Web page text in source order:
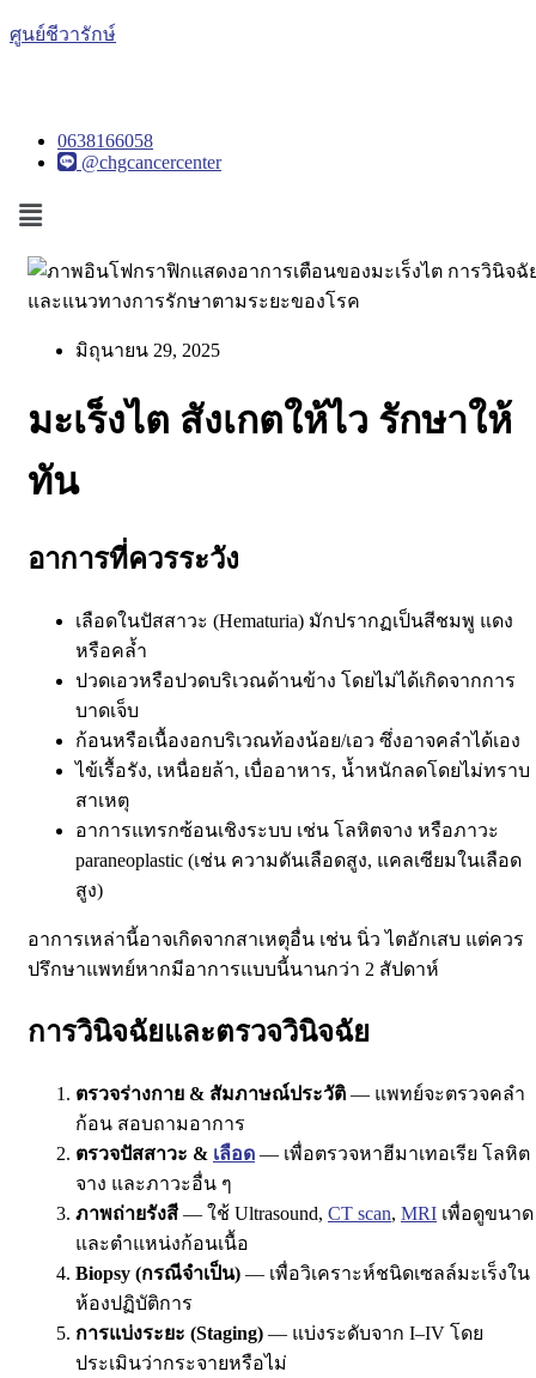
ศูนย์ชีวารักษ์
0638166058
@chgcancercenter
Menu
มิถุนายน 29, 2025
มะเร็งไต สังเกตให้ไว รักษาให้
ทัน
อาการที่ควรระวัง
เลือดในปัสสาวะ (Hematuria) มักปรากฏเป็นสีชมพู แดง
หรือคล้ำ
ปวดเอวหรือปวดบริเวณด้านข้าง โดยไม่ได้เกิดจากการ
บาดเจ็บ
ก้อนหรือเนื้องอกบริเวณท้องน้อย/เอว ซึ่งอาจคลำได้เอง
ไข้เรื้อรัง, เหนื่อยล้า, เบื่ออาหาร, น้ำหนักลดโดยไม่ทราบ
สาเหตุ
อาการแทรกซ้อนเชิงระบบ เช่น โลหิตจาง หรือภาวะ
paraneoplastic (เช่น ความดันเลือดสูง, แคลเซียมในเลือด
สูง)
อาการเหล่านี้อาจเกิดจากสาเหตุอื่น เช่น นิ่ว ไตอักเสบ แต่ควร
ปรึกษาแพทย์หากมีอาการแบบนี้นานกว่า 2 สัปดาห์
การวินิจฉัยและตรวจวินิจฉัย
ตรวจร่างกาย & สัมภาษณ์ประวัติ — แพทย์จะตรวจคลำ
ก้อน สอบถามอาการ
ตรวจปัสสาวะ & เลือด — เพื่อตรวจหาฮีมาเทอเรีย โลหิต
จาง และภาวะอื่น ๆ
ภาพถ่ายรังสี — ใช้ Ultrasound, CT scan, MRI เพื่อดูขนาด
และตำแหน่งก้อนเนื้อ
Biopsy (กรณีจำเป็น) — เพื่อวิเคราะห์ชนิดเซลล์มะเร็งใน
ห้องปฏิบัติการ
การแบ่งระยะ (Staging) — แบ่งระดับจาก I–IV โดย
ประเมินว่ากระจายหรือไม่